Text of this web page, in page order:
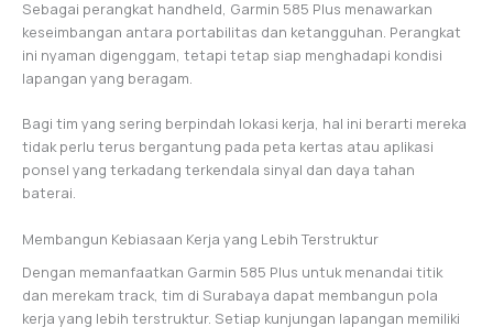
Sebagai perangkat handheld, Garmin 585 Plus menawarkan
keseimbangan antara portabilitas dan ketangguhan. Perangkat
ini nyaman digenggam, tetapi tetap siap menghadapi kondisi
lapangan yang beragam.
Bagi tim yang sering berpindah lokasi kerja, hal ini berarti mereka
tidak perlu terus bergantung pada peta kertas atau aplikasi
ponsel yang terkadang terkendala sinyal dan daya tahan
baterai.
Membangun Kebiasaan Kerja yang Lebih Terstruktur
Dengan memanfaatkan Garmin 585 Plus untuk menandai titik
dan merekam track, tim di Surabaya dapat membangun pola
kerja yang lebih terstruktur. Setiap kunjungan lapangan memiliki